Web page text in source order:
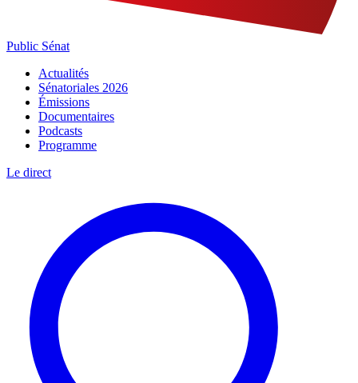
Public Sénat
Actualités
Sénatoriales 2026
Émissions
Documentaires
Podcasts
Programme
Le direct